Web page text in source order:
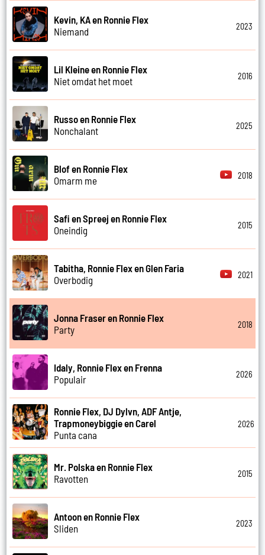
Kevin, KA en Ronnie Flex
Niemand
2023
Lil Kleine en Ronnie Flex
Niet omdat het moet
2016
Russo en Ronnie Flex
Nonchalant
2025
Blof en Ronnie Flex
Omarm me
2018
Safi en Spreej en Ronnie Flex
Oneindig
2015
Tabitha, Ronnie Flex en Glen Faria
Overbodig
2021
Jonna Fraser en Ronnie Flex
Party
2018
Idaly, Ronnie Flex en Frenna
Populair
2026
Ronnie Flex, DJ Dylvn, ADF Antje,
Trapmoneybiggie en Carel
Punta cana
2026
Mr. Polska en Ronnie Flex
Ravotten
2015
Antoon en Ronnie Flex
Sliden
2023